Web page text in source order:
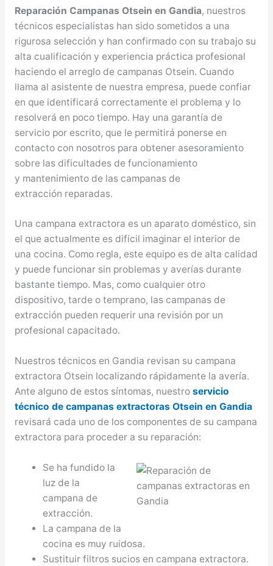
Reparación Campanas Otsein en Gandia, nuestros
técnicos especialistas han sido sometidos a una
rigurosa selección y han confirmado con su trabajo su
alta cualificación y experiencia práctica profesional
haciendo el arreglo de campanas Otsein. Cuando
llama al asistente de nuestra empresa, puede confiar
en que identificará correctamente el problema y lo
resolverá en poco tiempo. Hay una garantía de
servicio por escrito, que le permitirá ponerse en
contacto con nosotros para obtener asesoramiento
sobre las dificultades de funcionamiento
y mantenimiento de las campanas de
extracción reparadas.
Una campana extractora es un aparato doméstico, sin
el que actualmente es difícil imaginar el interior de
una cocina. Como regla, este equipo es de alta calidad
y puede funcionar sin problemas y averías durante
bastante tiempo. Mas, como cualquier otro
dispositivo, tarde o temprano, las campanas de
extracción pueden requerir una revisión por un
profesional capacitado.
Nuestros técnicos en Gandia revisan su campana
extractora Otsein localizando rápidamente la avería.
Ante alguno de estos síntomas, nuestro servicio
técnico de campanas extractoras Otsein en Gandia
revisará cada uno de los componentes de su campana
extractora para proceder a su reparación:
Se ha fundido la
luz de la
campana de
extracción.
La campana de la
cocina es muy ruidosa.
Sustituir filtros sucios en campana extractora.